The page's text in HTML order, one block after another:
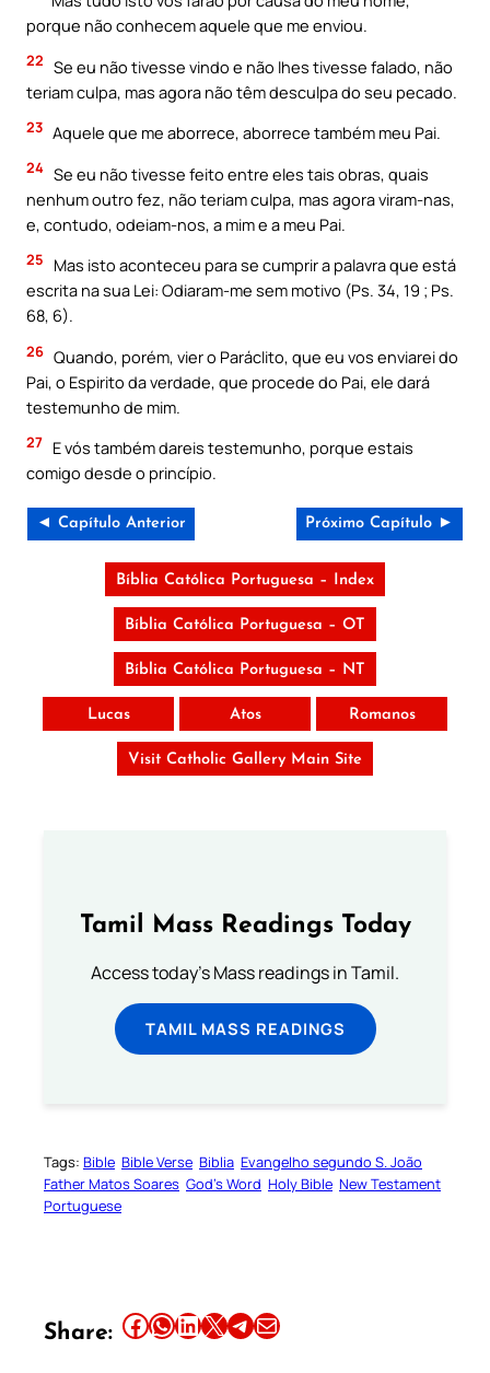
porque não conhecem aquele que me enviou.
22 Se eu não tivesse vindo e não lhes tivesse falado, não
teriam culpa, mas agora não têm desculpa do seu pecado.
23 Aquele que me aborrece, aborrece também meu Pai.
24 Se eu não tivesse feito entre eles tais obras, quais
nenhum outro fez, não teriam culpa, mas agora viram-nas,
e, contudo, odeiam-nos, a mim e a meu Pai.
25
Mas isto aconteceu para se cumprir a palavra que está
escrita na sua Lei: Odiaram-me sem motivo (Ps. 34, 19 ; Ps.
68, 6).
26 Quando, porém, vier o Paráclito, que eu vos enviarei do
Pai, o Espirito da verdade, que procede do Pai, ele dará
testemunho de mim.
27 E vós também dareis testemunho, porque estais
comigo desde o princípio.
◄ Capítulo Anterior Próximo Capítulo ►
Bíblia Católica Portuguesa – Index
Bíblia Católica Portuguesa – OT
Bíblia Católica Portuguesa – NT
Lucas Atos Romanos
Visit Catholic Gallery Main Site
Tamil Mass Readings Today
Access today's Mass readings in Tamil.
TAMIL MASS READINGS
Tags: Bible Bible Verse Biblia Evangelho segundo S. João
Father Matos Soares God’s Word Holy Bible New Testament
Portuguese
Share: Share this article on Facebook Share this article on WhatsApp Share this article on LinkedIn Share this article on X Share this article on TelegramEmail this Article